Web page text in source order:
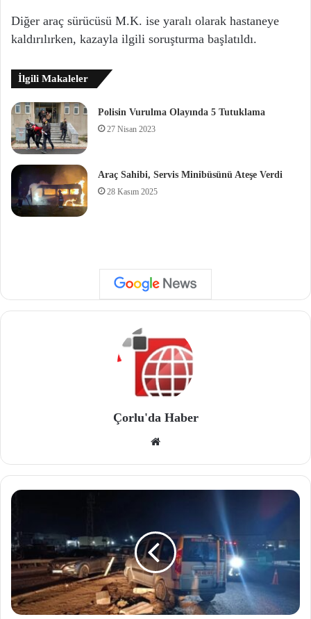
Diğer araç sürücüsü M.K. ise yaralı olarak hastaneye
kaldırılırken, kazayla ilgili soruşturma başlatıldı.
İlgili Makaleler
Polisin Vurulma Olayında 5 Tutuklama
27 Nisan 2023
Araç Sahibi, Servis Minibüsünü Ateşe Verdi
28 Kasım 2025
Çorlu'da Haber
site
si